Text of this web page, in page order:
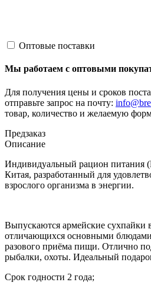
Оптовые поставки
Мы работаем с оптовыми
Для получения цены и сроков
отправьте запрос на почту:
товар, количество и желаемую
Предзаказ
Описание
Индивидуальный рацион питания
Китая, разработанный для
взрослого организма в энергии.
Выпускаются армейские сухпайки
отличающихся основными
разового приёма пищи. Отлично
рыбалки, охоты. Идеальный
Срок годности 2 года;